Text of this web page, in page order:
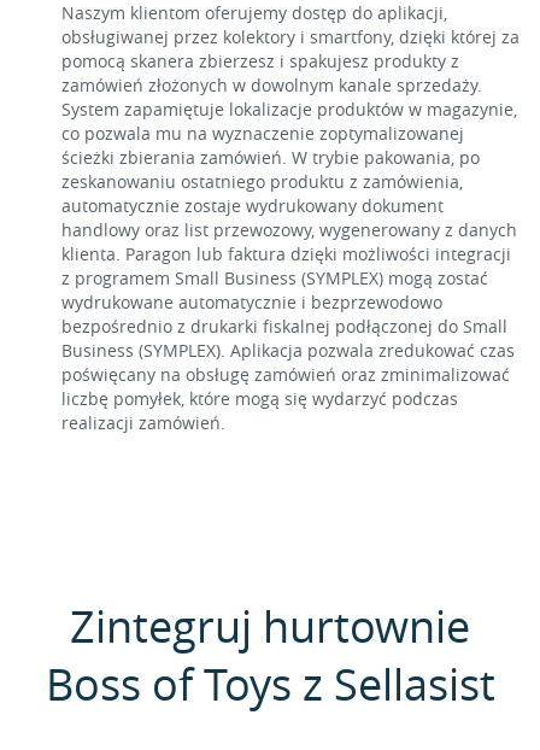
Naszym klientom oferujemy dostęp do aplikacji,
obsługiwanej przez kolektory i smartfony, dzięki której za
pomocą skanera zbierzesz i spakujesz produkty z
zamówień złożonych w dowolnym kanale sprzedaży.
System zapamiętuje lokalizacje produktów w magazynie,
co pozwala mu na wyznaczenie zoptymalizowanej
ścieżki zbierania zamówień. W trybie pakowania, po
zeskanowaniu ostatniego produktu z zamówienia,
automatycznie zostaje wydrukowany dokument
handlowy oraz list przewozowy, wygenerowany z danych
klienta. Paragon lub faktura dzięki możliwości integracji
z programem Small Business (SYMPLEX) mogą zostać
wydrukowane automatycznie i bezprzewodowo
bezpośrednio z drukarki fiskalnej podłączonej do Small
Business (SYMPLEX). Aplikacja pozwala zredukować czas
poświęcany na obsługę zamówień oraz zminimalizować
liczbę pomyłek, które mogą się wydarzyć podczas
realizacji zamówień.
Zintegruj hurtownie
Boss of Toys z Sellasist